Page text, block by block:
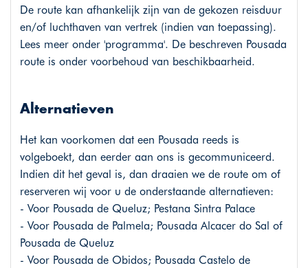
De route kan afhankelijk zijn van de gekozen reisduur
en/of luchthaven van vertrek (indien van toepassing).
Lees meer onder 'programma'. De beschreven Pousada
route is onder voorbehoud van beschikbaarheid.
Alternatieven
Het kan voorkomen dat een Pousada reeds is
volgeboekt, dan eerder aan ons is gecommuniceerd.
Indien dit het geval is, dan draaien we de route om of
reserveren wij voor u de onderstaande alternatieven:
- Voor Pousada de Queluz; Pestana Sintra Palace
- Voor Pousada de Palmela; Pousada Alcacer do Sal of
Pousada de Queluz
- Voor Pousada de Obidos; Pousada Castelo de